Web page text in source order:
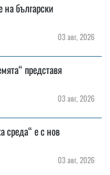
български
03 авг, 2026
представя
03 авг, 2026
среда“ е с нов
03 авг, 2026